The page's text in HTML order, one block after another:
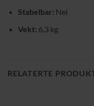
Stabelbar: Nei
Vekt: 6,3 kg
RELATERTE